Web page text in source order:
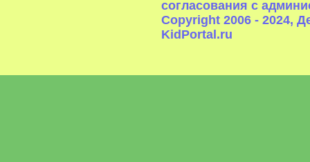
согласования с
Copyright 2006 - 2024,
KidPortal.ru